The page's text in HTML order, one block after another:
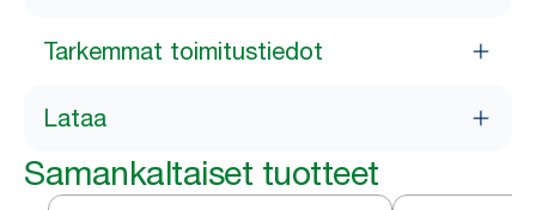
Tarkemmat toimitustiedot
Lataa
Samankaltaiset tuotteet